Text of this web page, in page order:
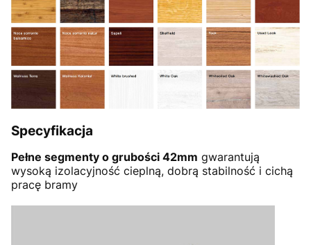
Specyfikacja
Pełne segmenty o grubości 42mm gwarantują
wysoką izolacyjność cieplną, dobrą stabilność i cichą
pracę bramy